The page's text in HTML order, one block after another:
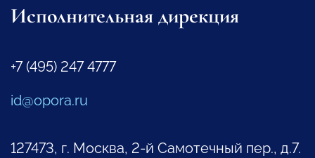
Исполнительная дирекция
+7 (495) 247 4777
id@opora.ru
127473, г. Москва, 2-й Самотечный пер., д.7.